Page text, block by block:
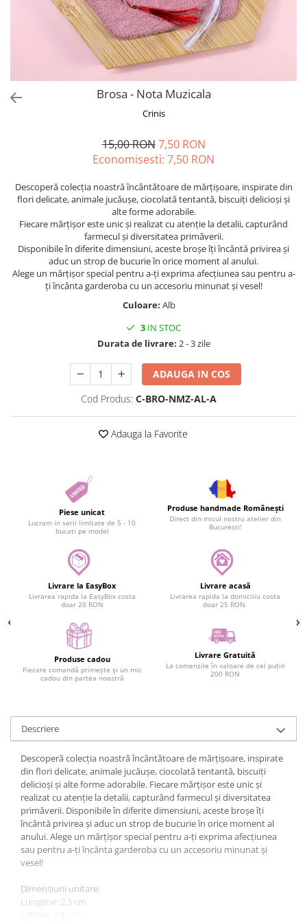
Monstera
Neon Collection
Tiny but Mighty
Brosa - Nota Muzicala
Crinis
15,00 RON 7,50 RON
Economisesti: 7,50 RON
Descoperă colecția noastră încântătoare de mărțișoare, inspirate din
flori delicate, animale jucăușe, ciocolată tentantă, biscuiți delicioși și
alte forme adorabile.
Fiecare mărțișor este unic și realizat cu atenție la detalii, capturând
farmecul și diversitatea primăverii.
Disponibile în diferite dimensiuni, aceste broșe îți încântă privirea și
aduc un strop de bucurie în orice moment al anului.
Alege un mărțișor special pentru a-ți exprima afecțiunea sau pentru a-
ți încânta garderoba cu un accesoriu minunat și vesel!
Culoare: Alb
3 IN STOC
Durata de livrare: 2 - 3 zile
ADAUGA IN COS
Cod Produs: C-BRO-NMZ-AL-A
Adauga la Favorite
Piese unicat
Lucram in serii limitate de 5 - 10
bucati pe model
Produse handmade Românești
Direct din micul nostru atelier din
București!
Livrare la EasyBox
Livrarea rapida la EasyBox costa
doar 20 RON
Livrare acasă
Livrarea rapida la domiciliu costa
doar 25 RON.
Produse cadou
Fiecare comandă primește și un mic
cadou din partea noastră
Livrare Gratuită
La comenzile în valoare de cel puțin
200 RON
Descriere
Descoperă colecția noastră încântătoare de mărțișoare, inspirate
din flori delicate, animale jucăușe, ciocolată tentantă, biscuiți
delicioși și alte forme adorabile. Fiecare mărțișor este unic și
realizat cu atenție la detalii, capturând farmecul și diversitatea
primăverii. Disponibile în diferite dimensiuni, aceste broșe îți
încântă privirea și aduc un strop de bucurie în orice moment al
anului. Alege un mărțișor special pentru a-ți exprima afecțiunea
sau pentru a-ți încânta garderoba cu un accesoriu minunat și
vesel!
Dimensiuni unitare:
Lungime: 2,3 cm